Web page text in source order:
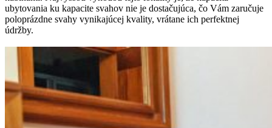
ubytovania ku kapacite svahov nie je dostačujúca, čo Vám zaručuje
poloprázdne svahy vynikajúcej kvality, vrátane ich perfektnej
údržby.